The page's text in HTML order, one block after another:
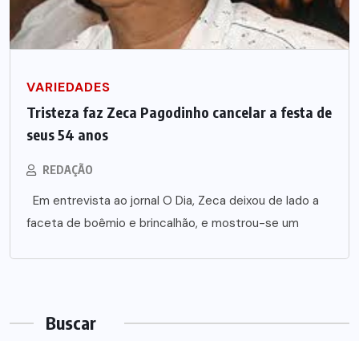
VARIEDADES
Tristeza faz Zeca Pagodinho cancelar a festa de
seus 54 anos
REDAÇÃO
Em entrevista ao jornal O Dia, Zeca deixou de lado a
faceta de boêmio e brincalhão, e mostrou-se um
Buscar